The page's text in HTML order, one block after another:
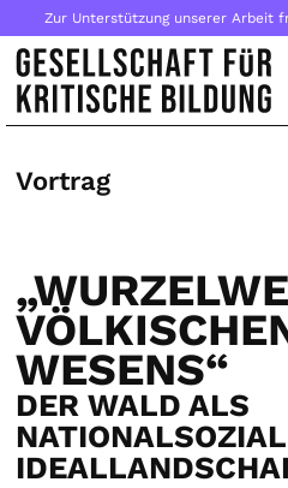
Zur Unterstützung unserer Arbeit
Vortrag
WESENS“
DER WALD ALS